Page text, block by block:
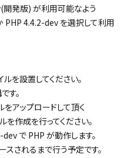
開発版) が利用可能なよう
PHP 4.4.2-dev を選択して利用
を設置してください。
す。
アップロードして頂く
を作成を行ってください。
で PHP が動作します。
されるまで行う予定です。